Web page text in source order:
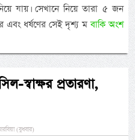
যায়। সেখানে নিয়ে তারা ৫ জন
এবং ধর্ষণের সেই দৃশ্য মবাকি অংশ
স্বাক্ষর প্রতারণা,
(বুধবার)